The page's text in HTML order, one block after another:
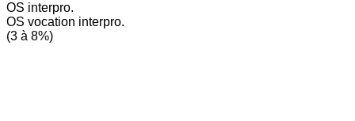
OS interpro.
OS vocation interpro.
(3 à 8%)